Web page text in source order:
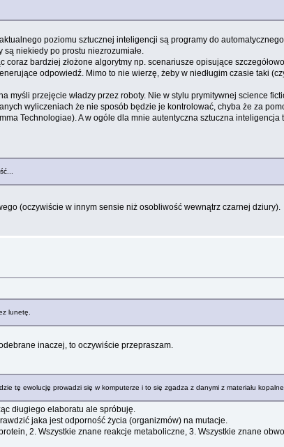
poziomu sztucznej inteligencji są programy do
są niekiedy po prostu niezrozumiałe.
bardziej złożone algorytmy np. scenariusze opisujące
odpowiedź. Mimo to nie wierzę, żeby w niedługim czasie taki
myśli przejęcie władzy przez roboty. Nie w stylu prymitywnej science
wyliczeniach że nie sposób będzie je kontrolować, chyba że za
Technologiae). A w ogóle dla mnie autentyczna sztuczna
(oczywiście w innym sensie niż osobliwość wewnątrz czarnej dziury).
lunetę.
inaczej, to oczywiście przepraszam.
tę ewolucję prowadzi się w komputerze i to się zgadza z danymi z materiału
długiego elaboratu ale spróbuję.
jaka jest odporność życia (organizmów) na mutacje.
2. Wszystkie znane reakcje metaboliczne, 3. Wszystkie znane